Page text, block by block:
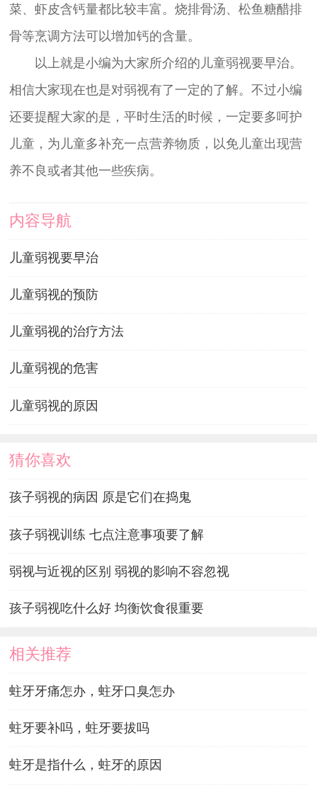
菜、虾皮含钙量都比较丰富。烧排骨汤、松鱼糖醋排
骨等烹调方法可以增加钙的含量。
以上就是小编为大家所介绍的儿童弱视要早治。
相信大家现在也是对弱视有了一定的了解。不过小编
还要提醒大家的是，平时生活的时候，一定要多呵护
儿童，为儿童多补充一点营养物质，以免儿童出现营
养不良或者其他一些疾病。
内容导航
儿童弱视要早治
儿童弱视的预防
儿童弱视的治疗方法
儿童弱视的危害
儿童弱视的原因
猜你喜欢
孩子弱视的病因 原是它们在捣鬼
孩子弱视训练 七点注意事项要了解
弱视与近视的区别 弱视的影响不容忽视
孩子弱视吃什么好 均衡饮食很重要
相关推荐
蛀牙牙痛怎办，蛀牙口臭怎办
蛀牙要补吗，蛀牙要拔吗
蛀牙是指什么，蛀牙的原因